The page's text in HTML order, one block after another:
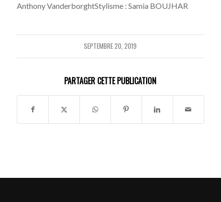
Anthony VanderborghtStylisme : Samia BOUJHAR
SEPTEMBRE 20, 2019
PARTAGER CETTE PUBLICATION